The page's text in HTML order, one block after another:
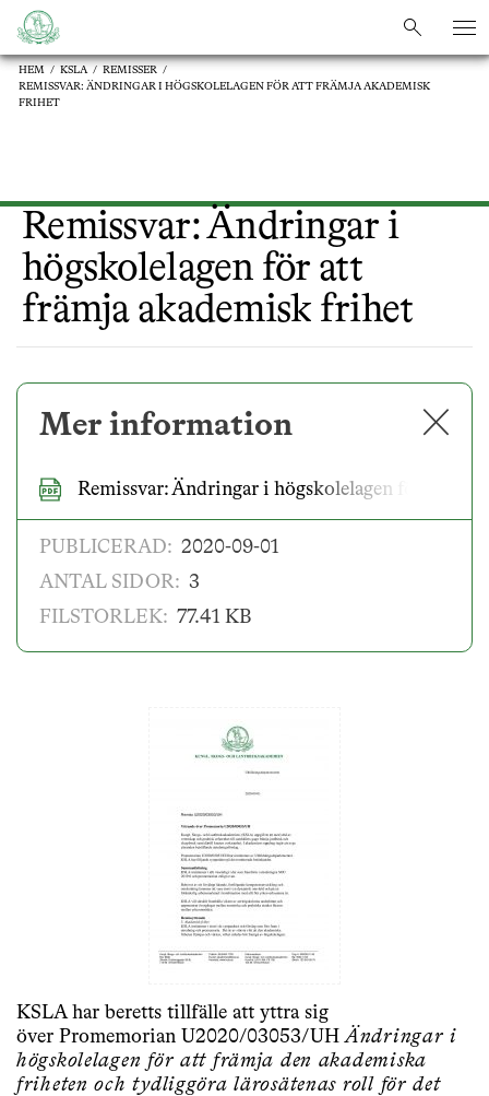
sök
sök
HEM / KSLA / REMISSER /
REMISSVAR: ÄNDRINGAR I HÖGSKOLELAGEN FÖR ATT FRÄMJA AKADEMISK
FRIHET
Remissvar: Ändringar i
högskolelagen för att
främja akademisk frihet
✕
Mer information
Remissvar: Ändringar i högskolelagen för att
PUBLICERAD: 2020-09-01
ANTAL SIDOR: 3
FILSTORLEK: 77.41 KB
KSLA har beretts tillfälle att yttra sig
över Promemorian U2020/03053/UHÄndringar i
högskolelagen för att främja den akademiska
friheten och tydliggöra lärosätenas roll för det